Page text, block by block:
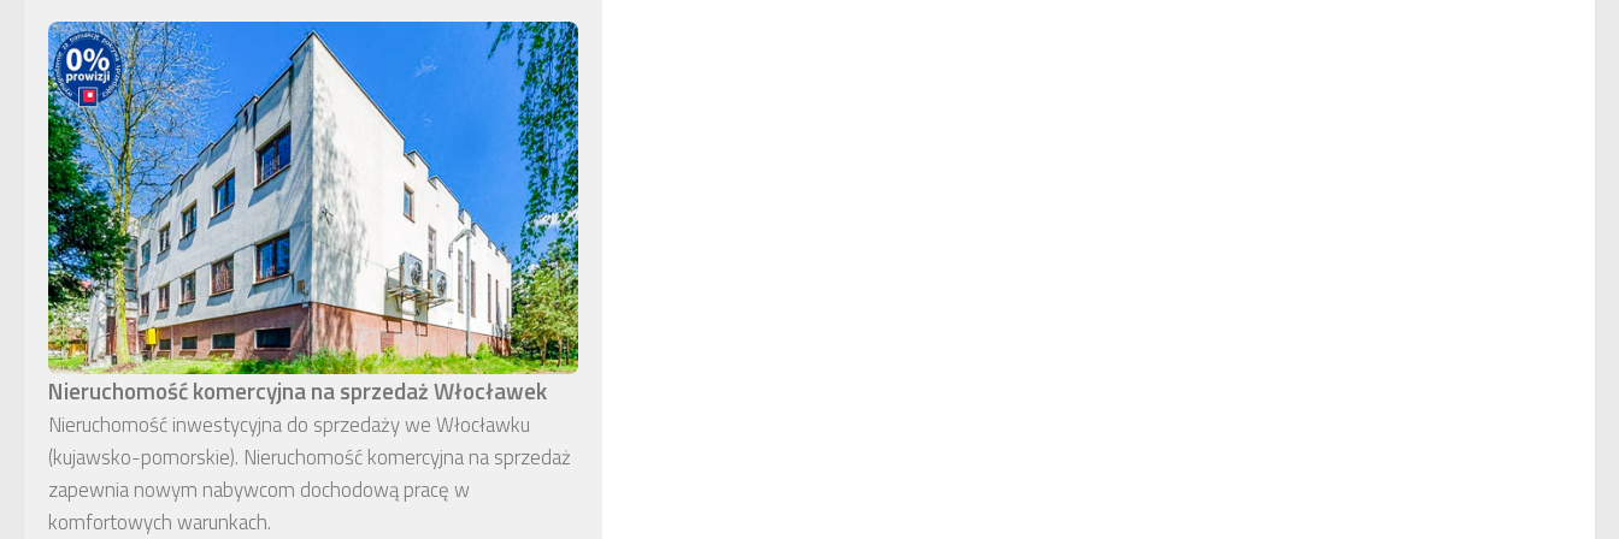
Nieruchomość komercyjna na sprzedaż Włocławek
Nieruchomość inwestycyjna do sprzedaży we Włocławku
(kujawsko-pomorskie). Nieruchomość komercyjna na sprzedaż
zapewnia nowym nabywcom dochodową pracę w
komfortowych warunkach.